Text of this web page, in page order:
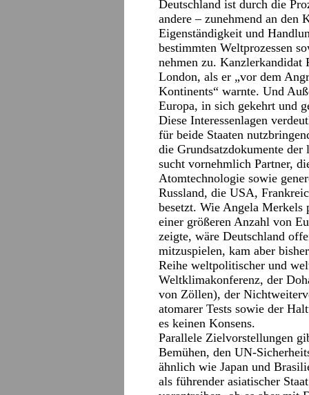
Deutschland ist durch die
andere – zunehmend an den
Eigenständigkeit und
bestimmten Weltprozessen
nehmen zu. Kanzlerkandidat
London, als er „vor dem
Kontinents“ warnte. Und
Europa, in sich gekehrt und
Diese Interessenlagen
für beide Staaten
die Grundsatzdokumente
sucht vornehmlich Partner,
Atomtechnologie sowie
Russland, die USA,
besetzt. Wie Angela Merkels
einer größeren Anzahl von
zeigte, wäre Deutschland
mitzuspielen, kam aber
Reihe weltpolitischer und
Weltklimakonferenz, der
von Zöllen), der
atomarer Tests sowie der
es keinen Konsens.
Parallele Zielvorstellungen
Bemühen, den UN-
ähnlich wie Japan und
als führender asiatischer